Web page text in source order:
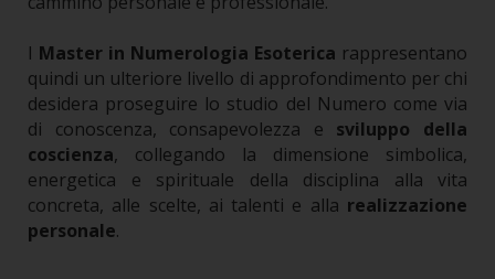
I Master in Numerologia Esoterica rappresentano
quindi un ulteriore livello di approfondimento per chi
desidera proseguire lo studio del Numero come via
di conoscenza, consapevolezza e sviluppo della
coscienza, collegando la dimensione simbolica,
energetica e spirituale della disciplina alla vita
concreta, alle scelte, ai talenti e alla realizzazione
personale.